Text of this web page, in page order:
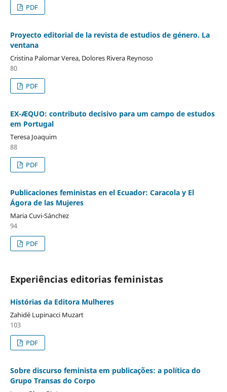
PDF
Proyecto editorial de la revista de estudios de género. La
ventana
Cristina Palomar Verea, Dolores Rivera Reynoso
80
PDF
EX-ÆQUO: contributo decisivo para um campo de estudos
em Portugal
Teresa Joaquim
88
PDF
Publicaciones feministas en el Ecuador: Caracola y El
Ágora de las Mujeres
Maria Cuvi-Sánchez
94
PDF
Experiências editorias feministas
Histórias da Editora Mulheres
Zahidé Lupinacci Muzart
103
PDF
Sobre discurso feminista em publicações: a política do
Grupo Transas do Corpo